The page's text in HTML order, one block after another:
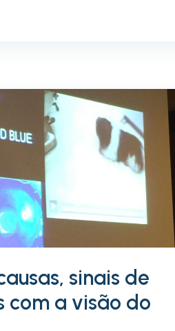
sinais de
com a visão do